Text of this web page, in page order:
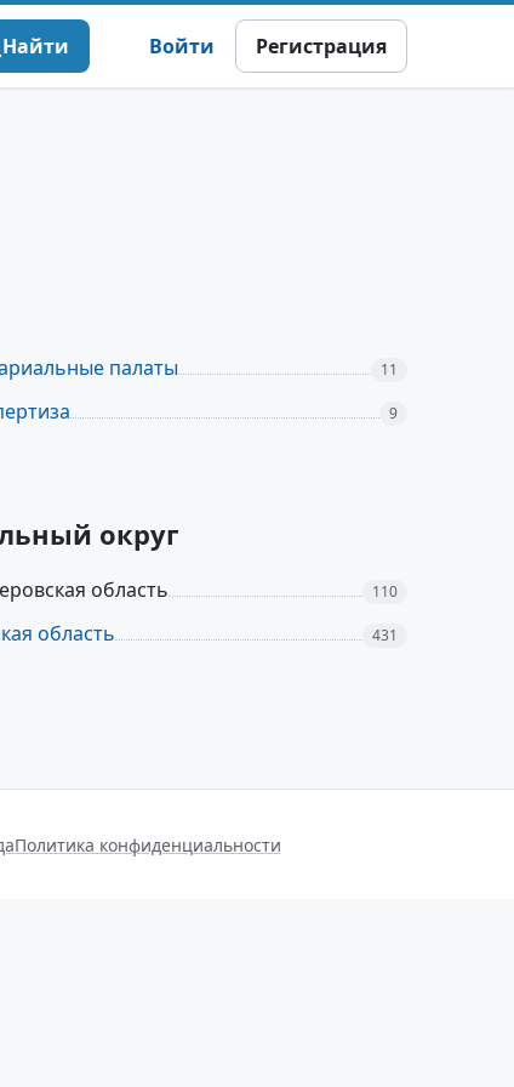
Найти Войти Регистрация
палаты 11
9
округ
область 110
область 431
Политика конфиденциальности